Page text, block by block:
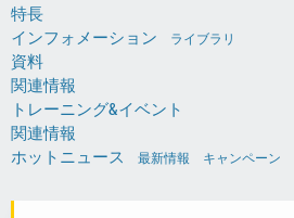
特長
インフォメーション
ライブラリ
資料
関連情報
トレーニング&イベント
関連情報
ホットニュース
最新情報 キャンペーン